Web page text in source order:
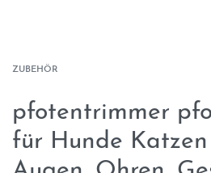
ZUBEHÖR
pfotentrimmer
für Hunde